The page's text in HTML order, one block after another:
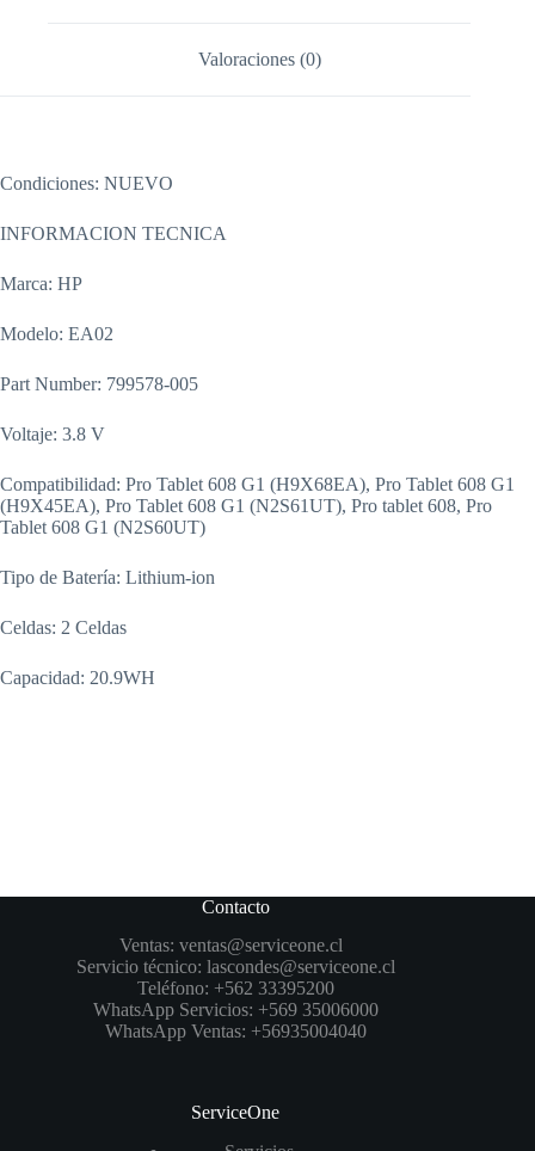
Valoraciones (0)
Condiciones: NUEVO
INFORMACION TECNICA
Marca: HP
Modelo: EA02
Part Number: 799578-005
Voltaje: 3.8 V
Compatibilidad: Pro Tablet 608 G1 (H9X68EA), Pro Tablet 608 G1
(H9X45EA), Pro Tablet 608 G1 (N2S61UT), Pro tablet 608, Pro
Tablet 608 G1 (N2S60UT)
Tipo de Batería: Lithium-ion
Celdas: 2 Celdas
Capacidad: 20.9WH
Contacto
Ventas: ventas@serviceone.cl
Servicio técnico: lascondes@serviceone.cl
Teléfono: +562 33395200
WhatsApp Servicios: +569 35006000
WhatsApp Ventas: +56935004040
ServiceOne